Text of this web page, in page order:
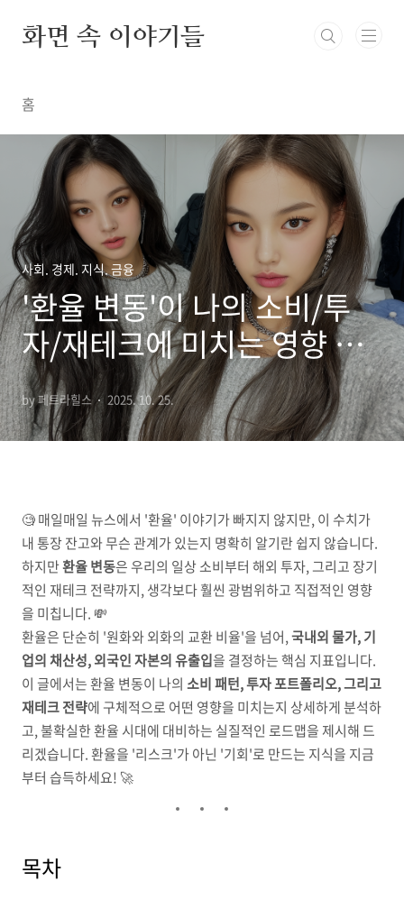
화면 속 이야기들
홈
사회. 경제. 지식. 금융
'환율 변동'이 나의 소비/투
자/재테크에 미치는 영향 분
석
by 페트라힐스 2025. 10. 25.
🧐 매일매일 뉴스에서 '환율' 이야기가 빠지지 않지만, 이 수치가
내 통장 잔고와 무슨 관계가 있는지 명확히 알기란 쉽지 않습니다.
하지만환율 변동은 우리의 일상 소비부터 해외 투자, 그리고 장기
적인 재테크 전략까지, 생각보다 훨씬 광범위하고 직접적인 영향
을 미칩니다. 💸
환율은 단순히 '원화와 외화의 교환 비율'을 넘어,국내외 물가, 기
업의 채산성, 외국인 자본의 유출입을 결정하는 핵심 지표입니다.
이 글에서는 환율 변동이 나의 소비 패턴, 투자 포트폴리오, 그리고
재테크 전략에 구체적으로 어떤 영향을 미치는지 상세하게 분석하
고, 불확실한 환율 시대에 대비하는 실질적인 로드맵을 제시해 드
리겠습니다. 환율을 '리스크'가 아닌 '기회'로 만드는 지식을 지금
부터 습득하세요! 🚀
목차